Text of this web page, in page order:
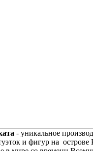
- уникальное
и фигур на